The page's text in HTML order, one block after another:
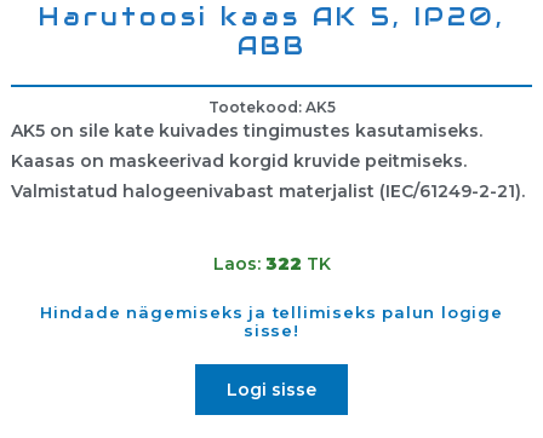
Harutoosi kaas AK 5, IP20,
ABB
Tootekood: AK5
AK5 on sile kate kuivades tingimustes kasutamiseks.
Kaasas on maskeerivad korgid kruvide peitmiseks.
Valmistatud halogeenivabast materjalist (IEC/61249-2-21).
Laos: 322 TK
Hindade nägemiseks ja tellimiseks palun logige
sisse!
Logi sisse